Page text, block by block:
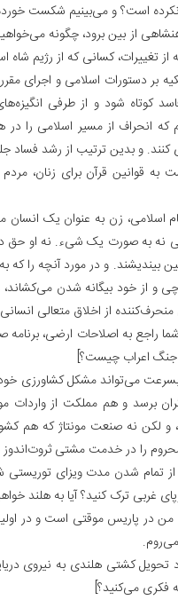
است؟ و می‌بینیم شکست
از بین برود، چگونه
از تغییرات، کسانی که از رژیم شاه
بر دستورات اسلامی و اجرای
کوتاه شود و از طرفی
که انحراف از مسیر اسلامی را در
کنند. و بدین ترتیب از رشد فساد
به قوانین قرآن برای زنان،
اسلامی، زن به عنوان یک انسان
نه به صورت یک شی‌ء. نه او حق
بیندیشند. و در مورد آنچه را
و از خود بیگانه شدن
منحرف‌کننده از اخلاق متعالی
شما راجع به اصلاحات ارضی،
اعراب چیست؟]
می‌تواند مشکل کشاورزی
برسد و هم مملکت از واردات
و لکن نه صنعت مونتاژ که هم
را در خدمت مشتی ثروت‌اندوز
از تمام شدن مدت ویزای
غربی ترک کنید؟ آیا به هلند
من در پاریس موقتی است و در
تحویل کشتی هلندی به نیروی
می‌کنید؟]